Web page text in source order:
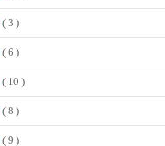
( 3 )
( 6 )
( 10 )
( 8 )
( 9 )